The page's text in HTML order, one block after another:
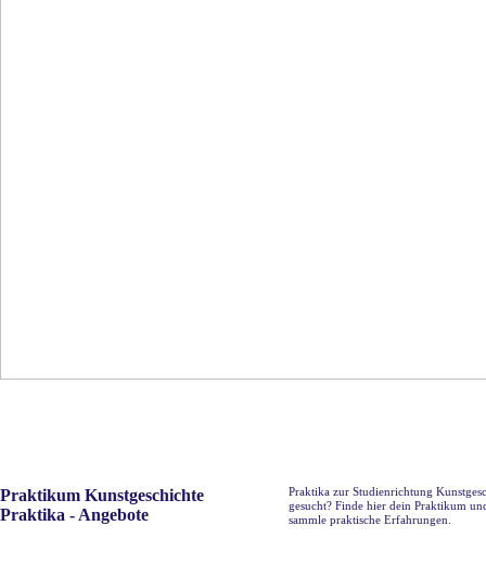
Praktikum Kunstgeschichte
Praktika - Angebote
Praktika zur Studienrichtung
gesucht? Finde hier dein Praktikum
sammle praktische Erfahrungen.